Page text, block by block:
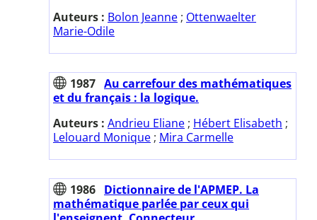
Auteurs : Bolon Jeanne ; Ottenwaelter
Marie-Odile
1987 Au carrefour des mathématiques
et du français : la logique.
Auteurs : Andrieu Eliane ; Hébert Elisabeth ;
Lelouard Monique ; Mira Carmelle
1986 Dictionnaire de l'APMEP. La
mathématique parlée par ceux qui